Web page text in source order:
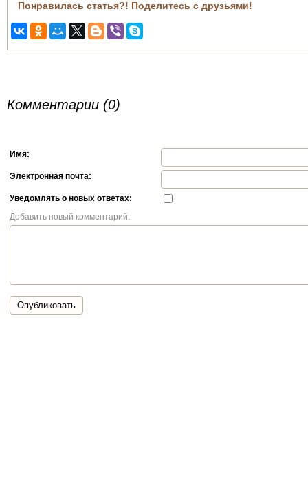
Понравилась статья?! Поделитесь с друзьями!
Комментарии (0)
Имя:
Электронная почта:
Уведомлять о новых ответах:
Добавить новый комментарий:
Опубликовать